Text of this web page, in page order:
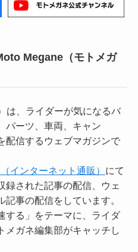
Megane（モトメガ
は、ライダーが気になるバ
パーツ、車両、キャン
配信するウェブマガジンで
インターネット通販） にて
録された記事の配信、ウェ
事の配信をしています。
する」をテーマに、ライダ
メガネ編集部がキャッチし